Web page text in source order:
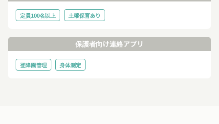
定員100名以上 土曜保育あり
保護者向け連絡アプリ
登降園管理 身体測定